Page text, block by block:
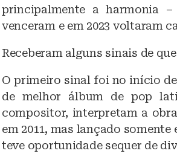
principalmente a harmonia
venceram e em 2023 voltaram
Receberam alguns sinais de
O primeiro sinal foi no início
de melhor álbum de pop
compositor, interpretam a
em 2011, mas lançado
teve oportunidade sequer de